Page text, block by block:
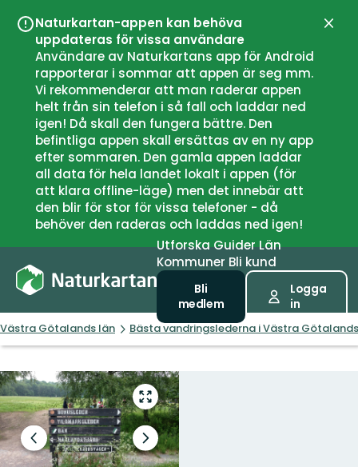
Naturkartan-appen kan behöva
uppdateras för vissa användare
Användare av Naturkartans app för Android
rapporterar i sommar att appen är seg mm.
Vi rekommenderar att man raderar appen
helt från sin telefon i så fall och laddar ned
igen! Då skall den fungera bättre. Den
befintliga appen skall ersättas av en ny app
efter sommaren. Den gamla appen laddar
all data för hela landet lokalt i appen (för
att klara offline-läge) men det innebär att
den blir för stor för vissa telefoner - då
behöver den raderas och laddas ned igen!
UtforskaGuiderLän
Kommuner Bli kund
Bli
medlem
Logga
in
Västra Götalands län Bästa vandringslederna i Västra
Gå
till
helskärmsläge
Föregående
bild
Nästa
bildspel